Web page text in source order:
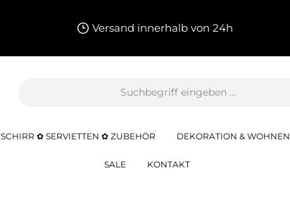
Versand innerhalb von 24h
✿ SERVIETTEN ✿ ZUBEHÖR DEKORATION & WOHNEN
SALE KONTAKT